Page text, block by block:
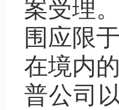
案受理
围应限
在境内
普公司